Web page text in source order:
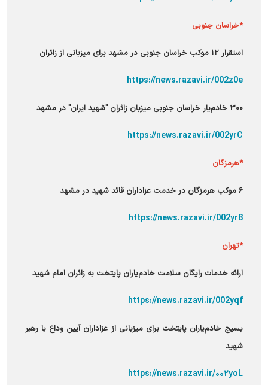
*خراسان جنوبی
استقرار ۱۲ موکب خراسان جنوبی در مشهد برای میزبانی از زائران
https://news.razavi.ir/002z0e
۳۰۰ خادم‌یار خراسان جنوبی میزبان زائران "شهید ایران" در مشهد
https://news.razavi.ir/002yrC
*هرمزگان
۶ موکب هرمزگان در خدمت عزاداران قائد شهید در مشهد
https://news.razavi.ir/002yr8
*تهران
ارائه خدمات رایگان سلامت خادم‌یاران پایتخت به زائران امام شهید
https://news.razavi.ir/002yqf
بسیج خادم‌یاران پایتخت برای میزبانی از عزاداران آیین وداع با رهبر
شهید
https://news.razavi.ir/۰۰۲yoL